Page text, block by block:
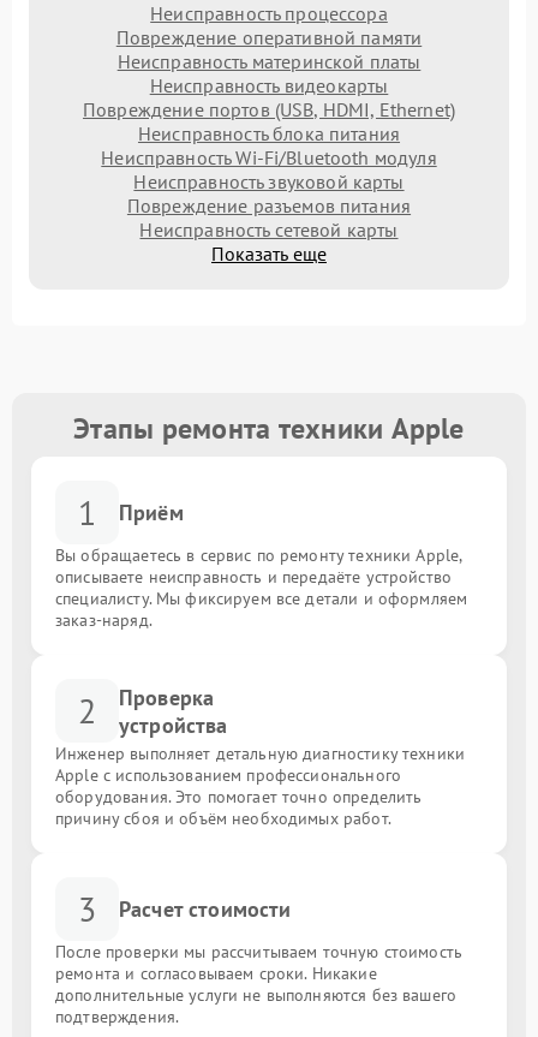
Неисправность процессора
Повреждение оперативной памяти
Неисправность материнской платы
Неисправность видеокарты
Повреждение портов (USB, HDMI, Ethernet)
Неисправность блока питания
Неисправность Wi-Fi/Bluetooth модуля
Неисправность звуковой карты
Повреждение разъемов питания
Неисправность сетевой карты
Показать еще
Этапы ремонта техники Apple
1 Приём
Вы обращаетесь в сервис по ремонту техники Apple,
описываете неисправность и передаёте устройство
специалисту. Мы фиксируем все детали и оформляем
заказ-наряд.
2
Проверка
устройства
Инженер выполняет детальную диагностику техники
Apple с использованием профессионального
оборудования. Это помогает точно определить
причину сбоя и объём необходимых работ.
3 Расчет стоимости
После проверки мы рассчитываем точную стоимость
ремонта и согласовываем сроки. Никакие
дополнительные услуги не выполняются без вашего
подтверждения.